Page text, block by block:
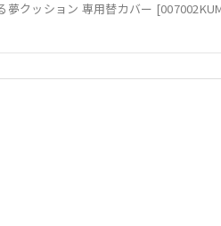
夢クッション 専用替カバー